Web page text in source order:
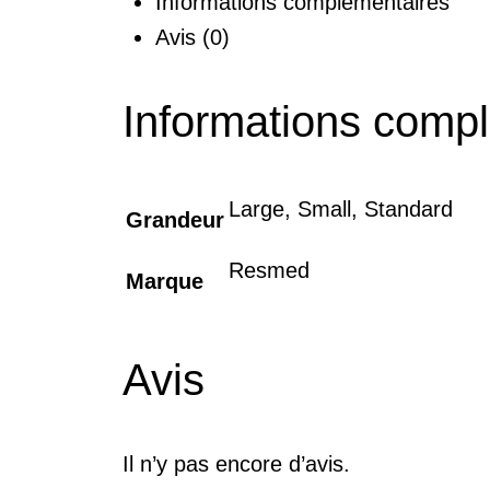
Avis (0)
Informations
Grandeur Large, Small, Standard
Marque Resmed
Avis
Il n’y pas encore d’avis.